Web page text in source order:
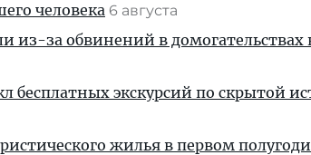
человека 6 августа
из-за обвинений в
бесплатных экскурсий по скрытой
жилья в первом